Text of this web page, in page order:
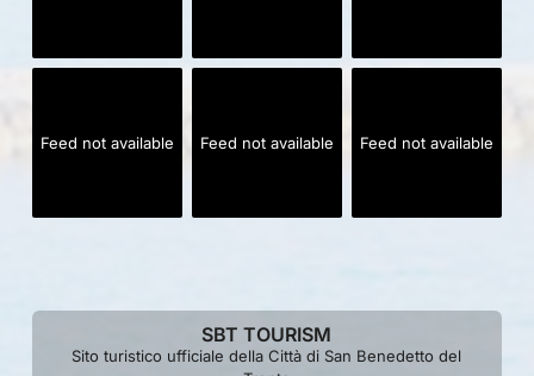
Feed not available Feed not available Feed not available
SBT TOURISM
Sito turistico ufficiale della Città di San Benedetto del